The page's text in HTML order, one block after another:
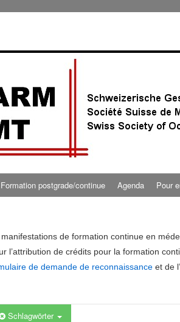
Formation postgrade/continue Agenda Pour
de formation continue en
l’attribution de crédits pour la formation
de demande de reconnaissance et de
Schlagwörter